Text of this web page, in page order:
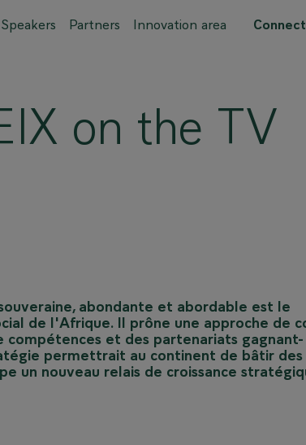
Speakers Partners Innovation area
on the TV
abondante et abordable est le
de l'Afrique. Il prône une approche de
et des partenariats gagnant-
permettrait au continent de bâtir des
un nouveau relais de croissance